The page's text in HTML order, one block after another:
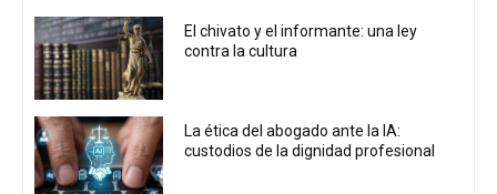
El chivato y el informante: una ley
contra la cultura
La ética del abogado ante la IA:
custodios de la dignidad profesional